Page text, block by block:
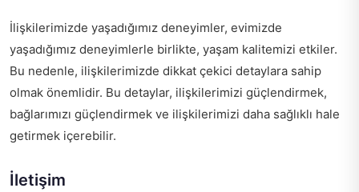
İlişkilerimizde yaşadığımız deneyimler, evimizde
yaşadığımız deneyimlerle birlikte, yaşam kalitemizi etkiler.
Bu nedenle, ilişkilerimizde dikkat çekici detaylara sahip
olmak önemlidir. Bu detaylar, ilişkilerimizi güçlendirmek,
bağlarımızı güçlendirmek ve ilişkilerimizi daha sağlıklı hale
getirmek içerebilir.
İletişim